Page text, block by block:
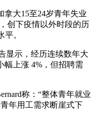
大15至24岁青年失业
创下疫情以外时段的历
。
示，经历连续数年大
幅上涨 4%，但招聘需
称：“整体青年就业
年用工需求断崖式下